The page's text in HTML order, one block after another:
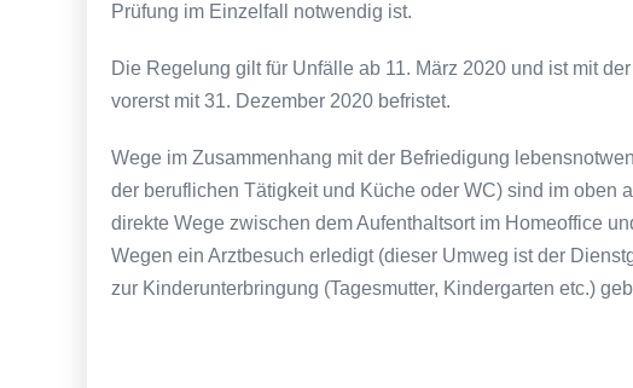
Prüfung im Einzelfall notwendig ist.
Die Regelung gilt für Unfälle ab 11. März 2020 und ist mit
vorerst mit 31. Dezember 2020 befristet.
Wege im Zusammenhang mit der Befriedigung
der beruflichen Tätigkeit und Küche oder WC) sind im oben
direkte Wege zwischen dem Aufenthaltsort im Homeoffice
Wegen ein Arztbesuch erledigt (dieser Umweg ist der
zur Kinderunterbringung (Tagesmutter, Kindergarten etc.)